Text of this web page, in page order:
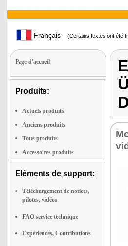
Français (Certains textes ont été
Page d'accueil
Produits:
Actuels produits
Anciens produits
Tous produits
Accessoires produits
Eléments de support:
Téléchargement de notices,
pilotes, vidéos
FAQ service technique
Expériences, Contributions